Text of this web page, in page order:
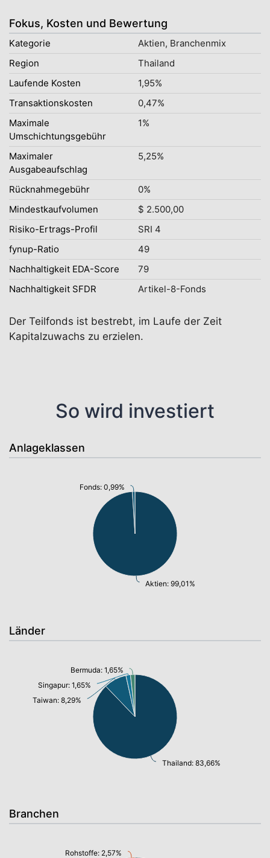
Fokus, Kosten und Bewertung
Kategorie
Aktien, Branchenmix
Region
Thailand
Laufende Kosten
1,95%
Transaktionskosten
0,47%
Maximale
Umschichtungsgebühr
1%
Maximaler
Ausgabeaufschlag
5,25%
Rücknahmegebühr
0%
Mindestkaufvolumen
$ 2.500,00
Risiko-Ertrags-Profil
SRI 4
fynup-Ratio
49
Nachhaltigkeit EDA-Score
79
Nachhaltigkeit SFDR
Artikel-8-Fonds
Der Teilfonds ist bestrebt, im Laufe der Zeit
Kapitalzuwachs zu erzielen.
So wird investiert
Anlageklassen
Aktien: 99,01%
Fonds: 0,99%
Länder
Thailand: 83,66%
Taiwan: 8,29%
Singapur: 1,65%
Bermuda: 1,65%
Branchen
Rohstoffe: 2,57%